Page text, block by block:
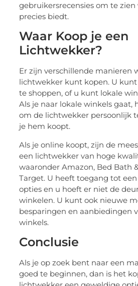
gebruikersrecensies om te
precies biedt.
Waar Koop je een
Lichtwekker?
Er zijn verschillende manieren
lichtwekker kunt kopen. U
te shoppen, of u kunt lokale
Als je naar lokale winkels gaat,
om de lichtwekker persoonlijk
je hem koopt.
Als je online koopt, zijn de
een lichtwekker van hoge
waaronder Amazon, Bed Bath
Target. U heeft toegang tot
opties en u hoeft er niet de
winkelen. U kunt ook nieuwe
besparingen en aanbiedingen
winkels.
Conclusie
Als je op zoek bent naar een
goed te beginnen, dan is het